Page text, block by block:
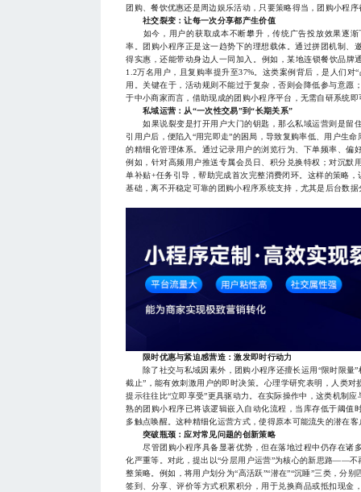
团购、餐饮优惠还是周边娱乐活动，只要策略得当，团购小程
社交裂变：让每一次分享都产生价值
如今，用户的获取成本不断攀升，传统广告投放效果逐渐
率。团购小程序正是这一趋势下的理想载体。通过拼团机制、
得实惠，还能带动身边人一同加入。例如，某地连锁餐饮品牌
1.2万名用户，且复购率提升至37%。这类案例背后，是人们
用。关键在于，活动规则不能过于复杂，否则会降低参与意愿
于中小商家而言，借助现成的团购小程序平台，无需自研系统
私域运营：从“一次性交易”到“长期关系”
如果说裂变是打开用户大门的钥匙，那么私域运营则是留
引用户后，便陷入“用完即走”的困局，导致复购率低、用户生
的精细化管理体系。通过记录用户的浏览行为、下单频率、偏
例如，针对高频用户推送专属会员日、积分兑换特权；对沉默
单补贴+任务引导，帮助完成首次完整消费闭环。这样的策略
基础，离不开稳定可靠的团购小程序系统支持，尤其是后台数
限时优惠与紧迫感营造：激发即时行动力
除了社交与私域因素外，团购小程序还擅长运用“限时限量”
截止”，能有效刺激用户的即时决策。心理学研究表明，人类
提示往往比“立即享受”更具驱动力。在实际操作中，这类机制
熟的团购小程序已将该逻辑嵌入自动化流程，当库存低于阈值
多触点唤醒。这种精细化运营方式，使得原本可能流失的潜在
突破瓶颈：应对常见问题的创新策略
尽管团购小程序具备显著优势，但在落地过程中仍存在诸
化严重等。对此，提出以“分层用户运营”为核心的新思路——不
整策略。例如，将用户划分为“高活跃”“潜在”“沉睡”三类，分
签到、分享、评价等方式积累积分，用于兑换商品或抵扣现金